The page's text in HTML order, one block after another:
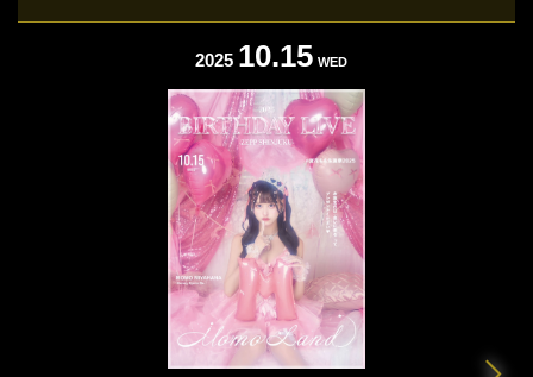
2025 10.15 WED